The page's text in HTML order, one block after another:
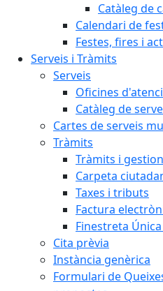
Catàleg de
Calendari de
Festes, fires i
Serveis i Tràmits
Serveis
Oficines
Catàleg de
Cartes de serveis
Tràmits
Tràmits i
Carpeta
Taxes i tributs
Factura
Finestreta
Cita prèvia
Instància genèrica
Formulari de